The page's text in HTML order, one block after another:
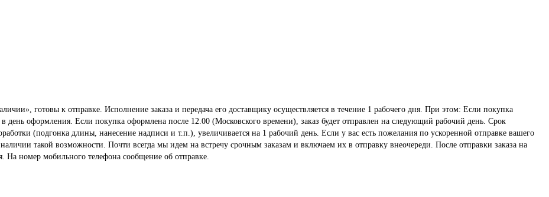
готовы к отправке. Исполнение заказа и передача его доставщику осуществляется в течение 1 рабочего дня. При этом: Если покупка
день оформления. Если покупка оформлена после 12.00 (Московского времени), заказ будет отправлен на следующий рабочий день. Срок
(подгонка длины, нанесение надписи и т.п.), увеличивается на 1 рабочий день. Если у вас есть пожелания по ускоренной отправке вашего
такой возможности. Почти всегда мы идем на встречу срочным заказам и включаем их в отправку внеочереди. После отправки заказа на
На номер мобильного телефона сообщение об отправке.